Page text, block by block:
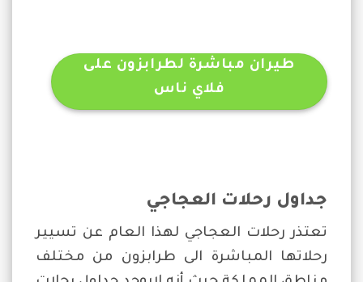
طيران مباشرة لطرابزون على
فلاي ناس
جداول رحلات العجاجي
تعتذر رحلات العجاجي لهذا العام عن تسيير
رحلاتها المباشرة الى طرابزون من مختلف